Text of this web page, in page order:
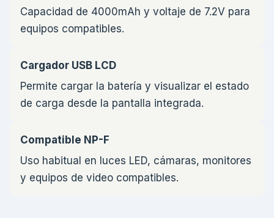
Capacidad de 4000mAh y voltaje de 7.2V para
equipos compatibles.
Cargador USB LCD
Permite cargar la batería y visualizar el estado
de carga desde la pantalla integrada.
Compatible NP-F
Uso habitual en luces LED, cámaras, monitores
y equipos de video compatibles.